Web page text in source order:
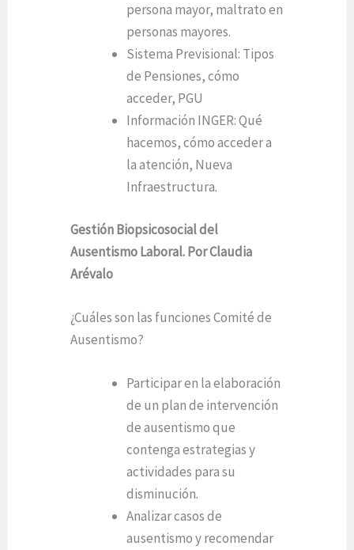
persona mayor, maltrato en
personas mayores.
Sistema Previsional: Tipos
de Pensiones, cómo
acceder, PGU
Información INGER: Qué
hacemos, cómo acceder a
la atención, Nueva
Infraestructura.
Gestión Biopsicosocial del
Ausentismo Laboral. Por Claudia
Arévalo
¿Cuáles son las funciones Comité de
Ausentismo?
Participar en la elaboración
de un plan de intervención
de ausentismo que
contenga estrategias y
actividades para su
disminución.
Analizar casos de
ausentismo y recomendar